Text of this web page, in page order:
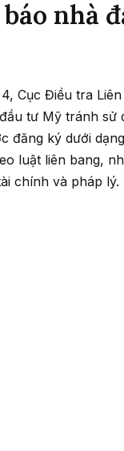
nhà
Cục Điều tra
tư Mỹ tránh sử
đăng ký dưới
luật liên bang,
chính và pháp lý.